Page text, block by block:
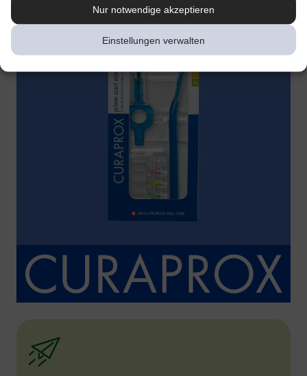
Nur notwendige akzeptieren
Einstellungen verwalten